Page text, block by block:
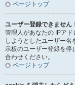
ページトップ
ユーザー登録できません！
管理人があなたの IPア
しようとしたユーザー
示板のユーザー登録を停
合わせください。
ページトップ